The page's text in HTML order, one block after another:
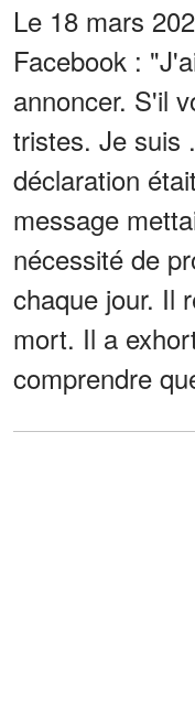
Le 18 mars
Facebook :
annoncer. S'il
tristes. Je suis
déclaration
message
nécessité de
chaque jour. Il
mort. Il a
comprendre